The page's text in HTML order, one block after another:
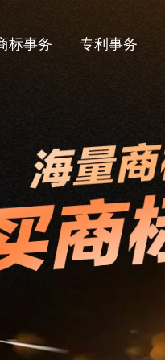
标事务 专利事务